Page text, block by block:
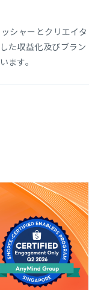
シャーとクリエイタ
た収益化及びブラン
ます。